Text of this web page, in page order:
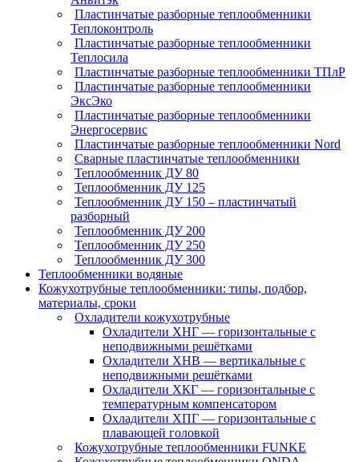
Пластинчатые разборные теплообменники
Теплоконтроль
Пластинчатые разборные теплообменники
Теплосила
Пластинчатые разборные теплообменники ТПлР
Пластинчатые разборные теплообменники
ЭксЭко
Пластинчатые разборные теплообменники
Энергосервис
Пластинчатые разборные теплообменники Nord
Сварные пластинчатые теплообменники
Теплообменник ДУ 80
Теплообменник ДУ 125
Теплообменник ДУ 150 – пластинчатый
разборный
Теплообменник ДУ 200
Теплообменник ДУ 250
Теплообменник ДУ 300
Теплообменники водяные
Кожухотрубные теплообменники: типы, подбор,
материалы, сроки
Охладители кожухотрубные
Охладители ХНГ — горизонтальные с
неподвижными решётками
Охладители ХНВ — вертикальные с
неподвижными решётками
Охладители ХКГ — горизонтальные с
температурным компенсатором
Охладители ХПГ — горизонтальные с
плавающей головкой
Кожухотрубные теплообменники FUNKE